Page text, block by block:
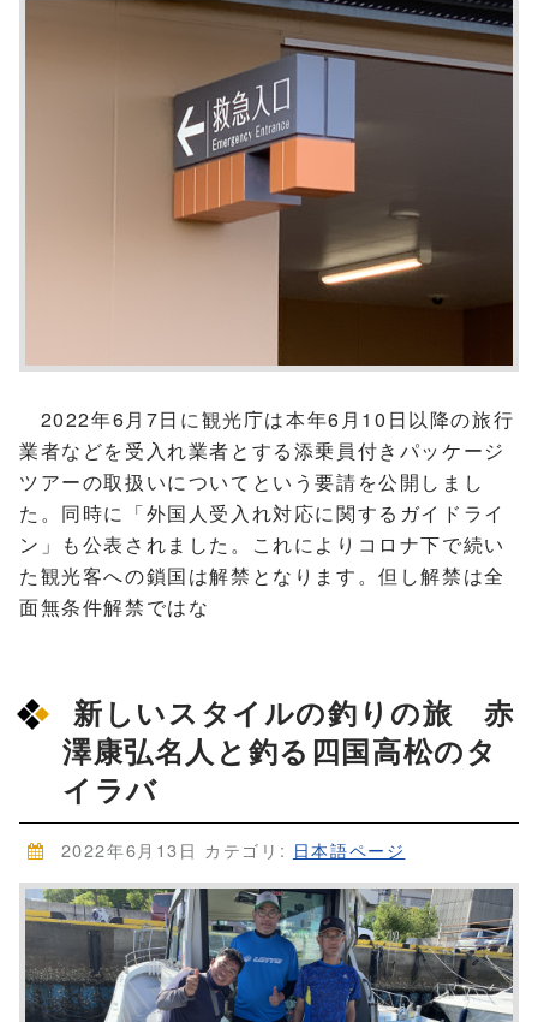
2022年6月7日に観光庁は本年6月10日以降の旅行
業者などを受入れ業者とする添乗員付きパッケージ
ツアーの取扱いについてという要請を公開しまし
た。同時に「外国人受入れ対応に関するガイドライ
ン」も公表されました。これによりコロナ下で続い
た観光客への鎖国は解禁となります。但し解禁は全
面無条件解禁ではな
新しいスタイルの釣りの旅 赤
澤康弘名人と釣る四国高松のタ
イラバ
2022年6月13日 カテゴリ: 日本語ページ